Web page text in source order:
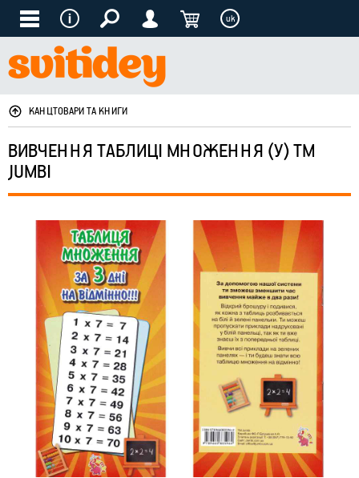
uk
КАНЦТОВАРИ ТА КНИГИ
ВИВЧЕННЯ ТАБЛИЦІ МНОЖЕННЯ (У) ТМ
JUMBI